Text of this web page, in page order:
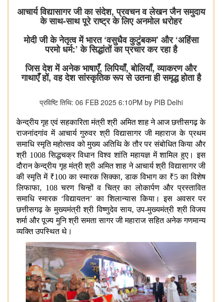
आचार्य विद्यासागर जी का संदेश, प्रवचन व लेखन जैन समुदाय
के साथ-साथ पूरे राष्ट्र के लिए अनमोल धरोहर
मोदी जी के नेतृत्व में भारत ‘वसुधैव कुटुंबकम’ और ‘अहिंसा
परमो धर्म:’ के सिद्धांतों का प्रचार कर रहा है
जिस देश में अनेक भाषाएँ, लिपियाँ, बोलियाँ, व्याकरण और
गाथाएँ हों, वह देश सांस्कृतिक रूप से उतना ही समृद्ध होता है
प्रविष्टि तिथि: 06 FEB 2025 6:10PM by PIB Delhi
केन्द्रीय गृह एवं सहकारिता मंत्री श्री अमित शाह ने आज छत्तीसगढ़ के
राजनांदगांव में आचार्य गुरुवर श्री विद्यासागर जी महाराज के प्रथम
समाधि स्मृति महोत्सव को मुख्य अतिथि के तौर पर संबोधित किया और
श्री 1008 सिद्धचक्र विधान विश्व शांति महायज्ञ में शामिल हुए। इस
दौरान केन्द्रीय गृह मंत्रीश्री अमित शाह नेआचार्य श्री विद्यासागर जी
की स्मृति में ₹100 का स्मारक सिक्का, डाक विभाग का ₹5 का विशेष
लिफाफा, 108 चरण चिन्हों व चित्र का लोकार्पण और प्रस्तावित
समाधि स्मारक ‘विद्यायतन’ का शिलान्यास किया। इस अवसर पर
छत्तीसगढ़ के मुख्यमंत्री श्री विष्णुदेव साय, उप-मुख्यमंत्री श्री विजय
शर्मा और पूज्य मुनि श्री समता सागर जी महाराज सहित अनेक गणमान्य
व्यक्ति उपस्थित थे।